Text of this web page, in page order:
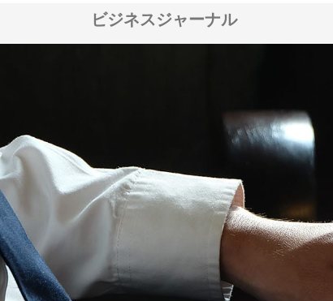
ビジネスジャーナル